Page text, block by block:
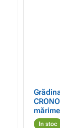
mărime
In stoc